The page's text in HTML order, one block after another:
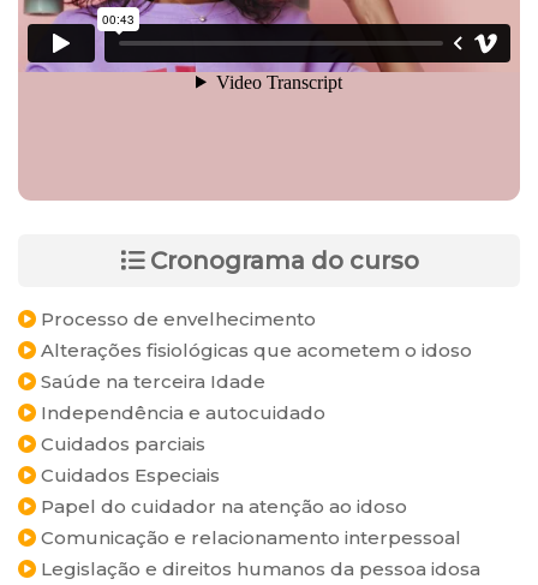
Cronograma do curso
Processo de envelhecimento
Alterações fisiológicas que acometem o idoso
Saúde na terceira Idade
Independência e autocuidado
Cuidados parciais
Cuidados Especiais
Papel do cuidador na atenção ao idoso
Comunicação e relacionamento interpessoal
Legislação e direitos humanos da pessoa idosa